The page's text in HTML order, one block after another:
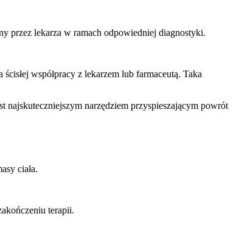
przez lekarza w ramach odpowiedniej diagnostyki.
współpracy z lekarzem lub farmaceutą. Taka
narzędziem przyspieszającym powrót
ciała.
terapii.